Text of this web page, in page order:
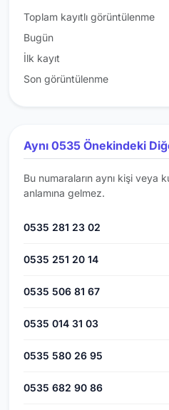
Toplam kayıtlı görüntülenme
Bugün
İlk kayıt
Son görüntülenme
Aynı 0535 Önekindeki
Bu numaraların aynı kişi veya
anlamına gelmez.
0535 281 23 02
0535 251 20 14
0535 506 81 67
0535 014 31 03
0535 580 26 95
0535 682 90 86